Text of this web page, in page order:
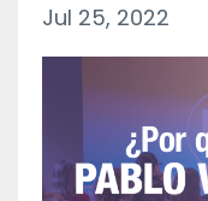
Jul 25, 2022